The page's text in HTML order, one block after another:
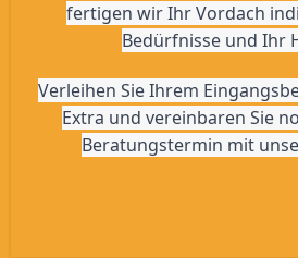
fertigen wir Ihr Vordach
Bedürfnisse und Ihr
Verleihen Sie Ihrem
Extra und vereinbaren Sie
Beratungstermin mit